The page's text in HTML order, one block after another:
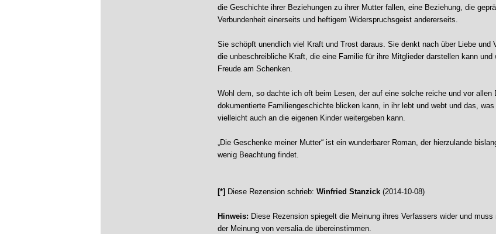
die Geschichte ihrer Beziehungen zu ihrer Mutter fallen, eine Beziehung, die
Verbundenheit einerseits und heftigem Widerspruchsgeist andererseits.
Sie schöpft unendlich viel Kraft und Trost daraus. Sie denkt nach über Liebe und
die unbeschreibliche Kraft, die eine Familie für ihre Mitglieder darstellen kann
Freude am Schenken.
Wohl dem, so dachte ich oft beim Lesen, der auf eine solche reiche und vor allen
dokumentierte Familiengeschichte blicken kann, in ihr lebt und webt und das,
vielleicht auch an die eigenen Kinder weitergeben kann.
„Die Geschenke meiner Mutter“ ist ein wunderbarer Roman, der hierzulande
wenig Beachtung findet.
[*] Diese Rezension schrieb: Winfried Stanzick (2014-10-08)
Hinweis: Diese Rezension spiegelt die Meinung ihres Verfassers wider und
der Meinung von versalia.de übereinstimmen.